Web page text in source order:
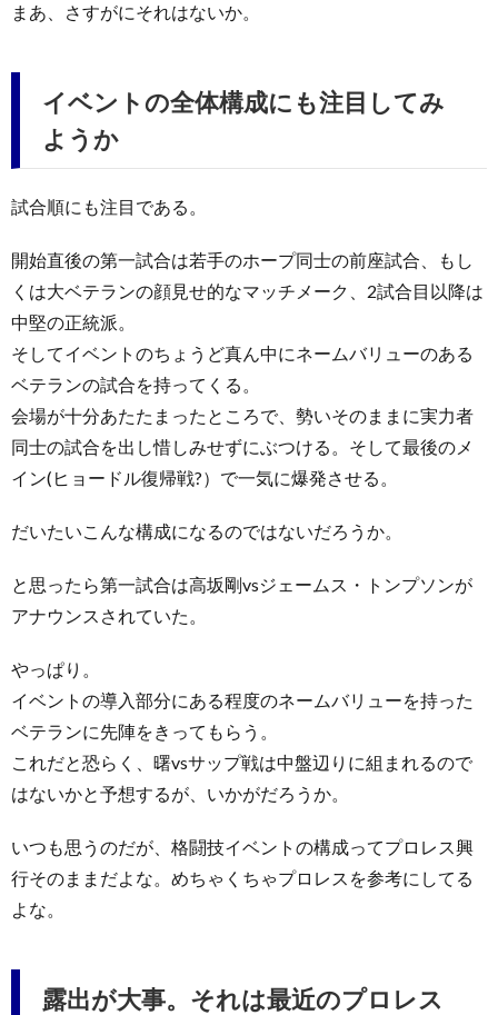
まあ、さすがにそれはないか。
イベントの全体構成にも注目してみ
ようか
試合順にも注目である。
開始直後の第一試合は若手のホープ同士の前座試合、もし
くは大ベテランの顔見せ的なマッチメーク、2試合目以降は
中堅の正統派。
そしてイベントのちょうど真ん中にネームバリューのある
ベテランの試合を持ってくる。
会場が十分あたたまったところで、勢いそのままに実力者
同士の試合を出し惜しみせずにぶつける。そして最後のメ
イン(ヒョードル復帰戦?）で一気に爆発させる。
だいたいこんな構成になるのではないだろうか。
と思ったら第一試合は高坂剛vsジェームス・トンプソンが
アナウンスされていた。
やっぱり。
イベントの導入部分にある程度のネームバリューを持った
ベテランに先陣をきってもらう。
これだと恐らく、曙vsサップ戦は中盤辺りに組まれるので
はないかと予想するが、いかがだろうか。
いつも思うのだが、格闘技イベントの構成ってプロレス興
行そのままだよな。めちゃくちゃプロレスを参考にしてる
よな。
露出が大事。それは最近のプロレス